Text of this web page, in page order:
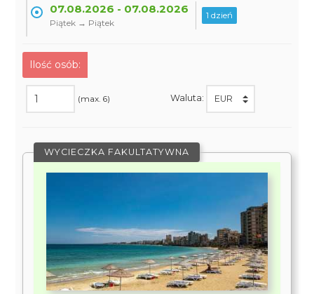
07.08.2026 - 07.08.2026
Piątek → Piątek
1 dzień
Ilość osób:
(max. 6) Waluta:
WYCIECZKA FAKULTATYWNA